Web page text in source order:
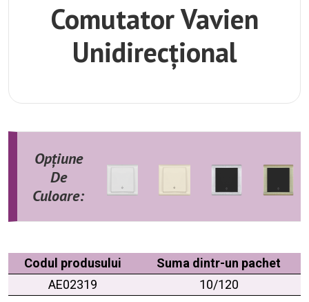
Comutator Vavien
Unidirecțional
Opțiune
De
Culoare:
Codul produsului
Suma dintr-un pachet
AE02319
10/120